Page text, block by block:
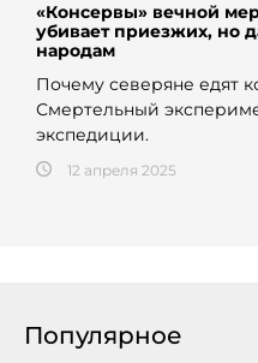
«Консервы» вечной
убивает приезжих, но
народам
Почему северяне едят
Смертельный
экспедиции.
12 апреля 2025
Популярное